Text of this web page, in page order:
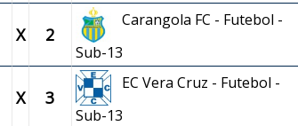
X 2
Carangola FC - Futebol -
Sub-13
X 3
EC Vera Cruz - Futebol -
Sub-13